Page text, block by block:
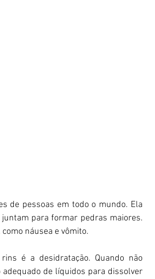
de pessoas em todo o mundo. Ela
para formar pedras maiores.
náusea e vômito.
é a desidratação. Quando não
de líquidos para dissolver